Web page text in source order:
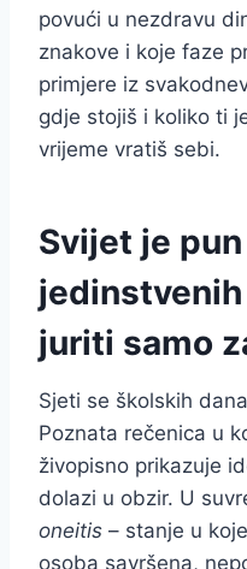
povući u nezdravu
znakove i koje faze
primjere iz
gdje stojiš i koliko ti
vrijeme vratiš sebi.
Svijet je
juriti samo
Sjeti se školskih
Poznata rečenica u
živopisno prikazuje
dolazi u obzir. U
oneitis – stanje u
osoba savršena,